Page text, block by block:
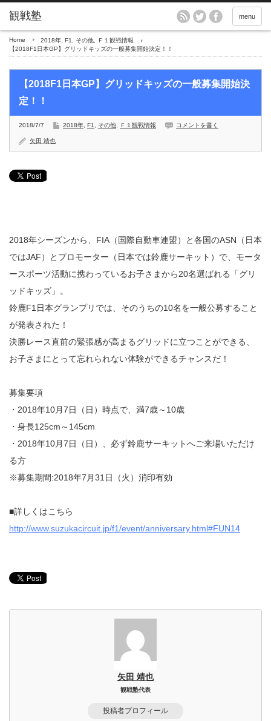
menu
Home 2018年 F1 その他
Ｆ１観戦情報
【2018F1日本GP】グリッドキッズの一般募集開始決定！！
【2018F1日本GP】グリッドキッズの一般募集開始決
定！！
2018/7/7 2018年 F1 その他 Ｆ１観戦情報 コメントを書く
矢田 靖也
2018年シーズンから、FIA（国際自動車連盟）と各国のASN（日本
ではJAF）とプロモーター（日本では鈴鹿サーキット）で、モータ
ースポーツ活動に携わっているお子さまから20名選ばれる「グリ
ッドキッズ」。
鈴鹿F1日本グランプリでは、そのうちの10名を一般公募すること
が発表された！
決勝レース直前の緊張感が高まるグリッドに立つことができる、
お子さまにとって忘れられない体験ができるチャンスだ！
募集要項
・2018年10月7日（日）時点で、満7歳～10歳
・身長125cm～145cm
・2018年10月7日（日）、必ず鈴鹿サーキットへご来場いただけ
る方
※募集期間:2018年7月31日（火）消印有効
■詳しくはこちら
http://www.suzukacircuit.jp/f1/event/anniversary.html#FUN14
矢田 靖也
観戦塾代表
投稿者プロフィール